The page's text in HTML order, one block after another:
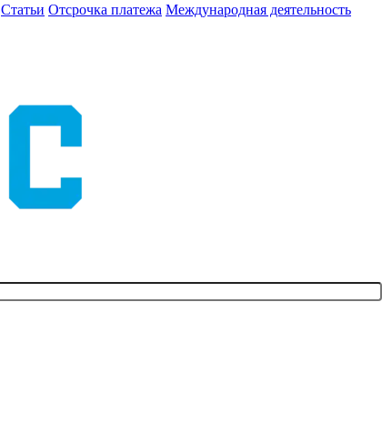
Статьи Отсрочка платежа Международная деятельность